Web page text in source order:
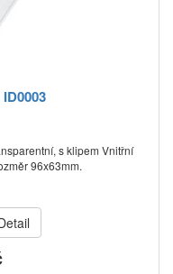
s klipem Vnitřní
96x63mm.